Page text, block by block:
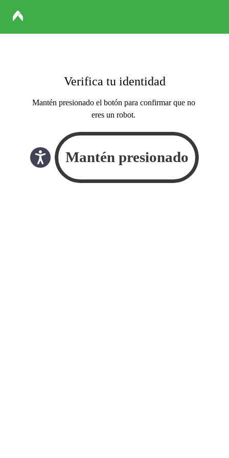
Verifica tu identidad
Mantén presionado el botón para confirmar que no
eres un robot.